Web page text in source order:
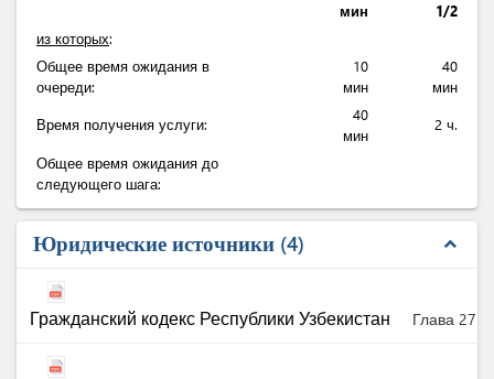
мин
1/2
из которых:
Общее время ожидания в
очереди:
10
мин
40
мин
Время получения услуги:
40
мин
2 ч.
Общее время ожидания до
следующего шага:
Юридические источники 4 expand_less
Гражданский кодекс Республики Узбекистан Глава 27